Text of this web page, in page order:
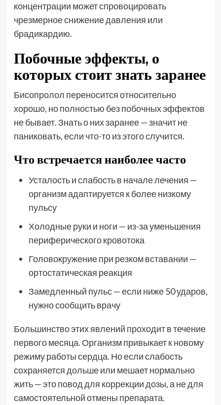
концентрации может спровоцировать
чрезмерное снижение давления или
брадикардию.
Побочные эффекты, о
которых стоит знать заранее
Бисопролол переносится относительно
хорошо, но полностью без побочных эффектов
не бывает. Знать о них заранее — значит не
паниковать, если что-то из этого случится.
Что встречается наиболее часто
Усталость и слабость в начале лечения —
организм адаптируется к более низкому
пульсу
Холодные руки и ноги — из-за уменьшения
периферического кровотока
Головокружение при резком вставании —
ортостатическая реакция
Замедленный пульс — если ниже 50 ударов,
нужно сообщить врачу
Большинство этих явлений проходит в течение
первого месяца. Организм привыкает к новому
режиму работы сердца. Но если слабость
сохраняется дольше или мешает нормально
жить — это повод для коррекции дозы, а не для
самостоятельной отмены препарата.